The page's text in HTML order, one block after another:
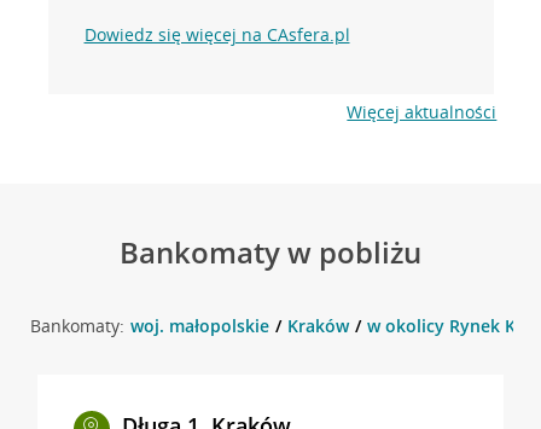
Dowiedz się więcej na CAsfera.pl
Więcej aktualności
Bankomaty w pobliżu
Bankomaty: woj. małopolskie Kraków w okolicy Rynek